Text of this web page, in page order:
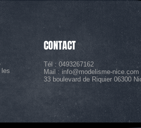
CONTACT
Tél : 0493267162
Mail : info@modelisme-nice.com
33 boulevard de Riquier 06300